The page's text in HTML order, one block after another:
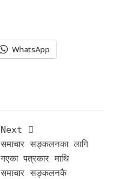
WhatsApp
Next
समाचार सङ्कलनका लागि
गएका पत्रकार माथि
समाचार सङ्कलनकै